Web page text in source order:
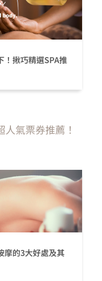
！揪巧精選SPA推
人氣票券推薦！
摩的3大好處及其